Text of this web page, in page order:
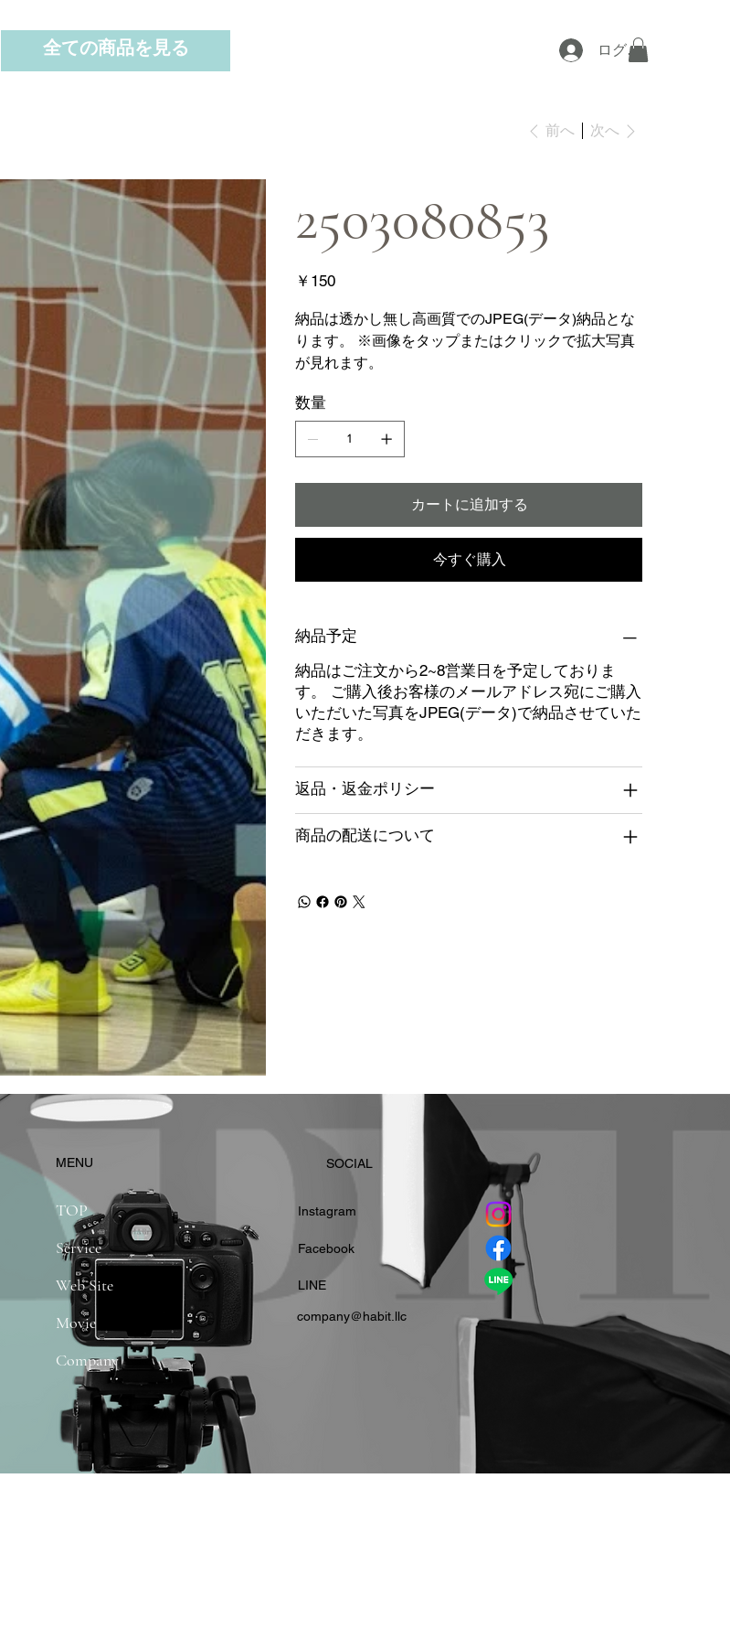
ログイン
全ての商品を見る
前へ 次へ
2503080853
価
格
￥150
納品は透かし無し高画質でのJPEG(データ)納品とな
ります。 ※画像をタップまたはクリックで拡大写真
が見れます。
数量
カートに追加する
今すぐ購入
納品予定
納品はご注文から2~8営業日を予定しておりま
す。 ご購入後お客様のメールアドレス宛にご購入
いただいた写真をJPEG(データ)で納品させていた
だきます。
返品・返金ポリシー
商品の配送について
​MENU
TOP
Service
Web Site
Movie
Company
​SOCIAL
Instagram
​Facebook
​LINE
company＠habit.llc